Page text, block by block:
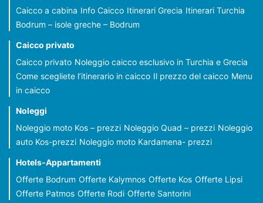
Caicco a cabina Info Caicco Itinerari Grecia Itinerari Turchia
Bodrum – isole greche – Bodrum
Caicco privato
Caicco privato Noleggio caicco esclusivo in Turchia e Grecia
Come scegliete l’itinerario in caicco Il prezzo del caicco Menu
in caicco
Noleggi
Noleggio moto Kos – prezzi Noleggio Quad – prezzi Noleggio
auto Kos-prezzi Noleggio moto Kardamena- prezzi
Hotels-Appartamenti
Offerte Bodrum Offerte Kalymnos Offerte Kos Offerte Lipsi
Offerte Patmos Offerte Rodi Offerte Santorini